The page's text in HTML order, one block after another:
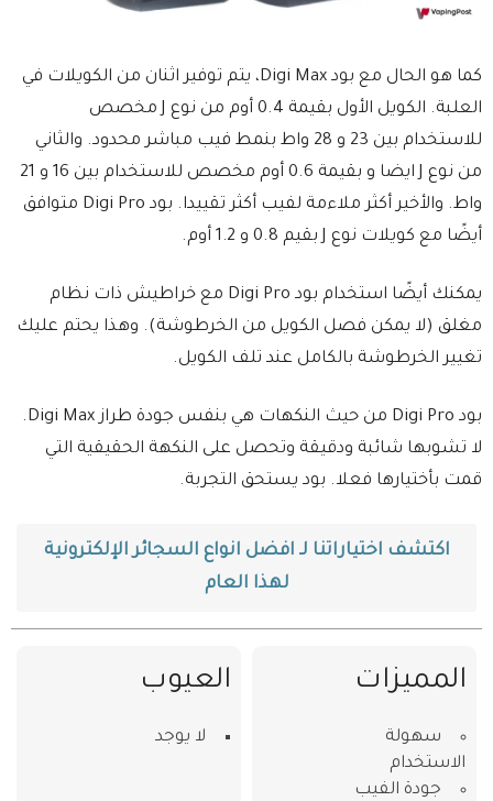
كما هو الحال مع بود Digi Max، يتم توفير اثنان من الكويلات في
العلبة. الكويل الأول بقيمة 0.4 أوم من نوع J مخصص
للاستخدام بين 23 و 28 واط بنمط فيب مباشر محدود. والثاني
من نوع J ايضا و بقيمة 0.6 أوم مخصص للاستخدام بين 16 و 21
واط. والأخير أكثر ملاءمة لفيب أكثر تقييدا. بود Digi Pro متوافق
أيضًا مع كويلات نوع J بقيم 0.8 و 1.2 أوم.
يمكنك أيضًا استخدام بود Digi Pro مع خراطيش ذات نظام
مغلق (لا يمكن فصل الكويل من الخرطوشة). وهذا يحتم عليك
تغيير الخرطوشة بالكامل عند تلف الكويل.
بود Digi Pro من حيث النكهات هي بنفس جودة طراز Digi Max.
لا تشوبها شائبة ودقيقة وتحصل على النكهة الحقيقية التي
قمت بأختيارها فعلا. بود يستحق التجربة.
اكتشف اختياراتنا لـ افضل انواع السجائر الإلكترونية
لهذا العام
المميزات
سهولة
الاستخدام
جودة الفيب
العيوب
لا يوجد